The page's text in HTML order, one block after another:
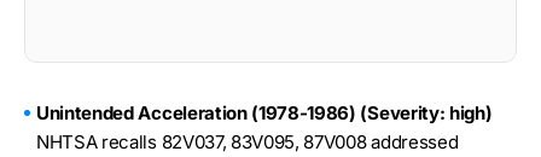
Unintended Acceleration (1978-1986) (Severity: high)
NHTSA recalls 82V037, 83V095, 87V008 addressed